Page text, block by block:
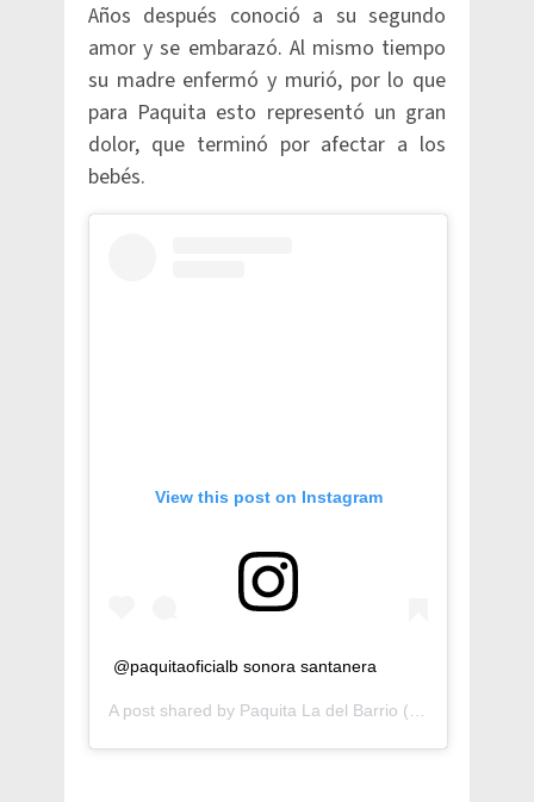
Años después conoció a su segundo
amor y se embarazó. Al mismo tiempo
su madre enfermó y murió, por lo que
para Paquita esto representó un gran
dolor, que terminó por afectar a los
bebés.
View this post on Instagram
@paquitaoficialb sonora santanera
A post shared by Paquita La del Barrio (@paquitaoficialb) on